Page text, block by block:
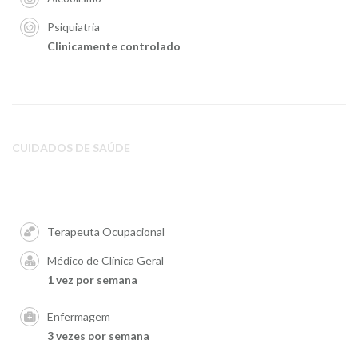
Psiquiatria
Clinicamente controlado
CUIDADOS DE SAÚDE
Terapeuta Ocupacional
Médico de Clínica Geral
1 vez por semana
Enfermagem
3 vezes por semana